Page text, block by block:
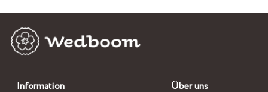
Information Über uns